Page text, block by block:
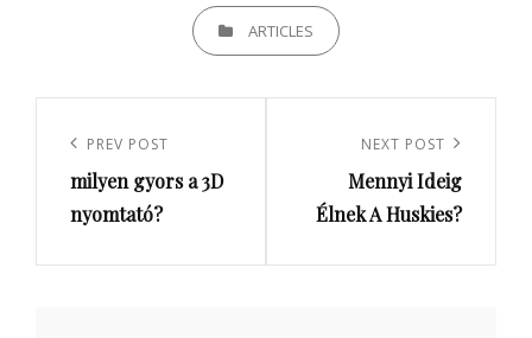
CATEGORIESARTICLES
navigáció
Previous
Post
PREV POST
milyen gyors a 3D
nyomtató?
NEXT POST
Mennyi Ideig
Élnek A Huskies?